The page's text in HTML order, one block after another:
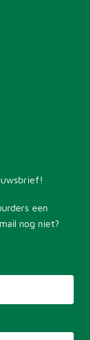
een
nog niet?